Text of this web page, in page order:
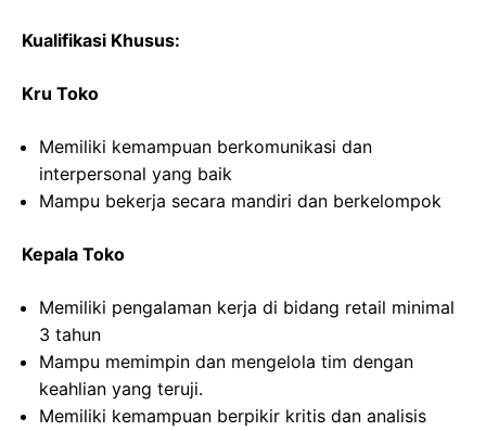
Kualifikasi Khusus:
Kru Toko
Memiliki kemampuan berkomunikasi dan
interpersonal yang baik
Mampu bekerja secara mandiri dan berkelompok
Kepala Toko
Memiliki pengalaman kerja di bidang retail minimal
3 tahun
Mampu memimpin dan mengelola tim dengan
keahlian yang teruji.
Memiliki kemampuan berpikir kritis dan analisis